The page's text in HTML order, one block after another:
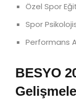
Özel Spor
Spor
Performans
BESYO